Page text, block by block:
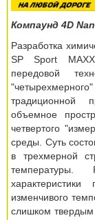
Компаунд 4D
Разработка
SP Sport
передовой
традиционной
объемное
четвертого
среды. Суть
в трехмерной
температуры.
изменчивого
слишком твердым